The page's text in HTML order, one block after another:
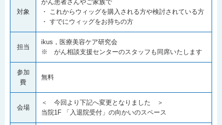
対象
がん患者さんやご家族で
・ これからウィッグを購入される方や検討されている方
・ すでにウィッグをお持ちの方
担当
ikus，医療美容ケア研究会
※ がん相談支援センターのスタッフも同席いたします
参加
費
無料
会場
＜ 今回より下記へ変更となりました ＞
当院1F 「入退院受付」の向かいのスペース